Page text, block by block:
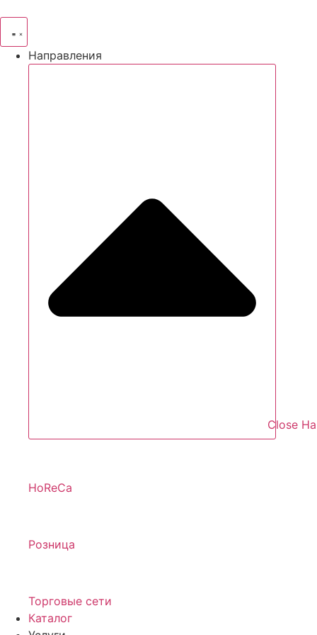
Направления
Close
HoReCa
Розница
Торговые сети
Каталог